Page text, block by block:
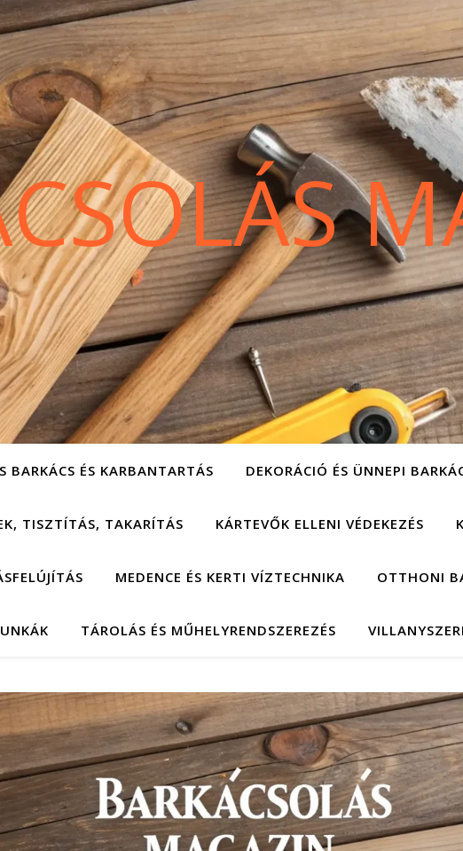
BARKÁCS ÉS KARBANTARTÁS DEKORÁCIÓ ÉS ÜNNEPI
TISZTÍTÁS, TAKARÍTÁS KÁRTEVŐK ELLENI VÉDEKEZÉS
MEDENCE ÉS KERTI VÍZTECHNIKA OTTHONI
TÁROLÁS ÉS MŰHELYRENDSZEREZÉS